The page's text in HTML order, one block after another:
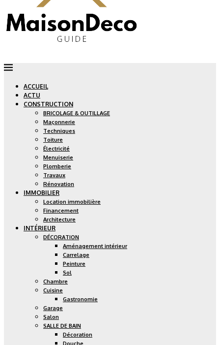
ACCUEIL
ACTU
CONSTRUCTION
BRICOLAGE & OUTILLAGE
Maçonnerie
Techniques
Toiture
Électricité
Menuiserie
Plomberie
Travaux
Rénovation
IMMOBILIER
Location immobilière
Financement
Architecture
INTÉRIEUR
DÉCORATION
Aménagement intérieur
Carrelage
Peinture
Sol
Chambre
Cuisine
Gastronomie
Garage
Salon
SALLE DE BAIN
Décoration
Douche